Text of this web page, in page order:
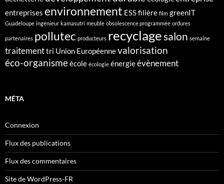
entreprises environnement ESSfilière film greenIT
Guadeloupe ingénieur kamasutri meuble obsolescence programmée ordures
partenaires pollutec producteurs recyclagesalon semaine
traitementtri Union Européennevalorisation
éco-organismeécole écologie énergieévènement
MÉTA
Connexion
Flux des publications
Flux des commentaires
Site de WordPress-FR